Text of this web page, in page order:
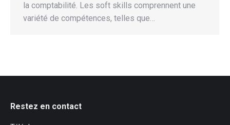
la comptabilité. Les soft skills comprennent une
variété de compétences, telles que…
Restez en contact